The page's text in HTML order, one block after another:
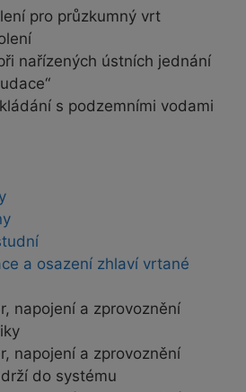
pro průzkumný vrt
nařízených ústních jednání
s podzemními vodami
a osazení zhlaví vrtané
napojení a zprovoznění
napojení a zprovoznění
do systému